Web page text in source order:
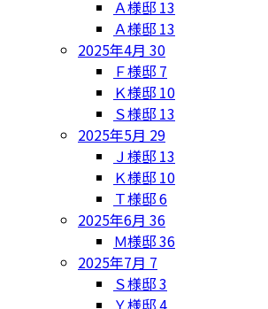
Ａ様邸 13
Ａ様邸 13
2025年4月 30
Ｆ様邸 7
Ｋ様邸 10
Ｓ様邸 13
2025年5月 29
Ｊ様邸 13
Ｋ様邸 10
Ｔ様邸6
2025年6月 36
Ｍ様邸36
2025年7月 7
Ｓ様邸3